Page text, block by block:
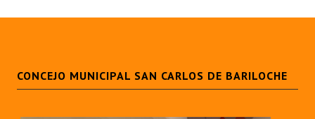
CONCEJO MUNICIPAL SAN CARLOS DE BARILOCHE